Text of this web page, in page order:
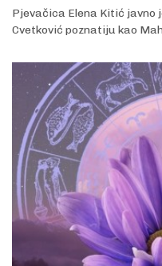
Pjevačica Elena Kitić
Cvetković poznatiju kao